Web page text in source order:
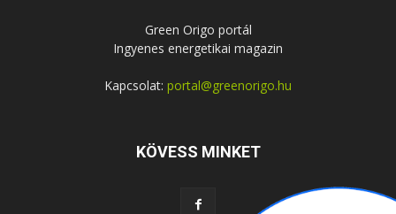
Green Origo portál
Ingyenes energetikai magazin
Kapcsolat: portal@greenorigo.hu
KÖVESS MINKET